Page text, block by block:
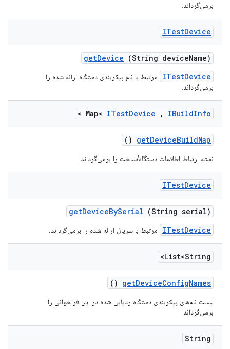
برمی‌گرداند.
ITestDevice
getDevice (String deviceName)
ITestDevice
مرتبط با نام پیکربندی دستگاه ارائه شده را
برمی‌گرداند.
Map< ITestDevice , IBuildInfo
>
getDeviceBuildMap
()
نقشه ارتباط اطلاعات دستگاه/ساخت را برمی‌گرداند
ITestDevice
getDeviceBySerial (String serial)
ITestDevice
مرتبط با سریال ارائه شده را برمی‌گرداند.
List<String>
getDeviceConfigNames
()
لیست نام‌های پیکربندی دستگاه ردیابی شده در این فراخوانی را
برمی‌گرداند
String